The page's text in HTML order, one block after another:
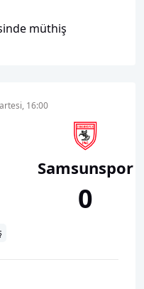
müthiş
16:00
Samsunspor
0